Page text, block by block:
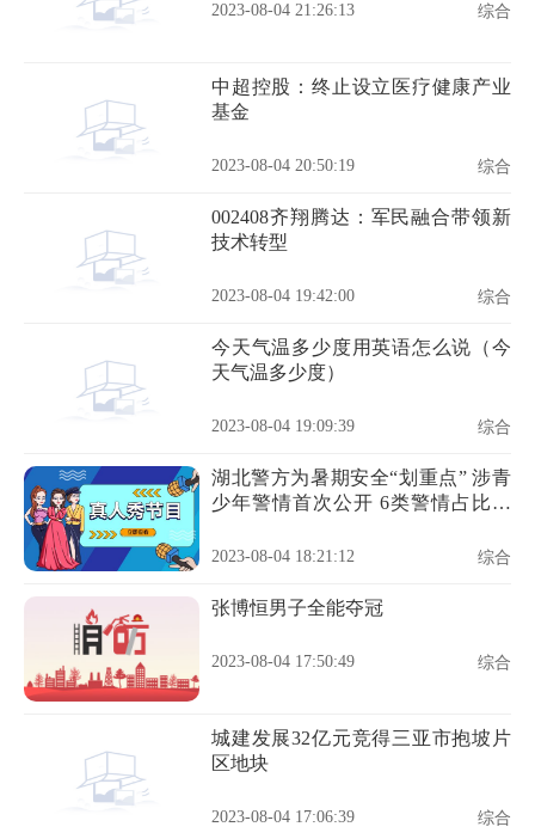
2023-08-04 21:26:13 综合
中超控股：终止设立医疗健康产业
基金
2023-08-04 20:50:19 综合
002408齐翔腾达：军民融合带领新
技术转型
2023-08-04 19:42:00 综合
今天气温多少度用英语怎么说（今
天气温多少度）
2023-08-04 19:09:39 综合
湖北警方为暑期安全“划重点” 涉青
少年警情首次公开 6类警情占比较
2023-08-04 18:21:12 综合
张博恒男子全能夺冠
2023-08-04 17:50:49 综合
城建发展32亿元竞得三亚市抱坡片
区地块
2023-08-04 17:06:39 综合